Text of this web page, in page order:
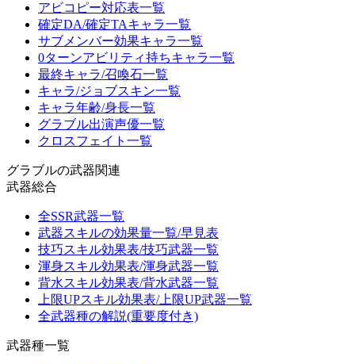
アビコピー対応表一覧
確定DA/確定TAキャラ一覧
サブメンバー効果キャラ一覧
0ターンアビリティ持ちキャラ一覧
最終キャラ/召喚石一覧
キャラ/ジョブスキン一覧
キャラ年齢/身長一覧
グラブル出演声優一覧
クロスフェイト一覧
グラブルの武器関連
武器総合
全SSR武器一覧
武器スキルの効果量一覧/早見表
技巧スキル効果表/技巧武器一覧
渾身スキル効果表/渾身武器一覧
背水スキル効果表/背水武器一覧
上限UPスキル効果表/上限UP武器一覧
全武器種の解説(重要度付き)
武器種一覧